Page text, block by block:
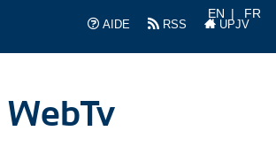
AIDE
RSS UPJV
EN FR
WebTv